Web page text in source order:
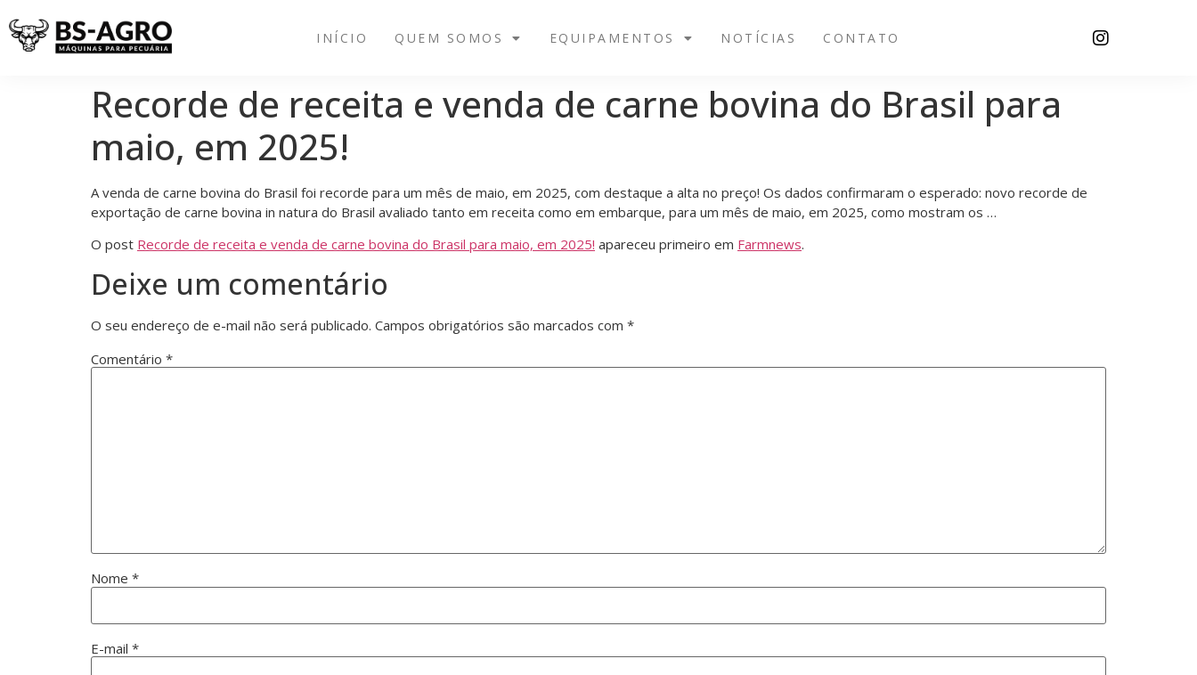
INÍCIO QUEM SOMOS EQUIPAMENTOS NOTÍCIAS CONTATO
Recorde de receita e venda de carne bovina do Brasil para
maio, em 2025!
A venda de carne bovina do Brasil foi recorde para um mês de maio, em 2025, com destaque a alta no preço! Os dados confirmaram o esperado: novo recorde de
exportação de carne bovina in natura do Brasil avaliado tanto em receita como em embarque, para um mês de maio, em 2025, como mostram os …
O post Recorde de receita e venda de carne bovina do Brasil para maio, em 2025! apareceu primeiro em Farmnews.
Deixe um comentário
O seu endereço de e-mail não será publicado. Campos obrigatórios são marcados com *
Comentário *
Nome *
E-mail *